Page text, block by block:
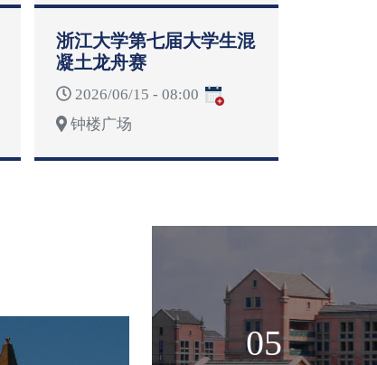
浙江大学第七届大学生混
凝土龙舟赛
2026/06/15 - 08:00
钟楼广场
05